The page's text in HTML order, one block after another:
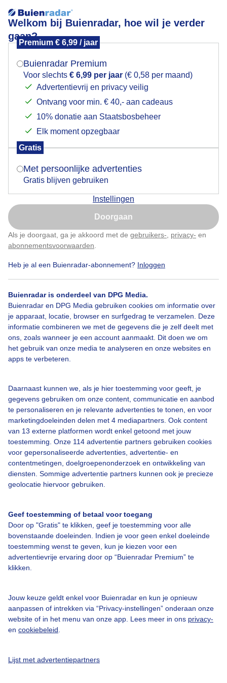
Welkom bij Buienradar, hoe wil je verder
gaan?
Premium € 6,99 / jaar
Buienradar Premium
Voor slechts € 6,99 per jaar (€ 0,58 per maand)
Advertentievrij en privacy veilig
Ontvang voor min. € 40,- aan cadeaus
10% donatie aan Staatsbosbeheer
Elk moment opzegbaar
Gratis
Met persoonlijke advertenties
Gratis blijven gebruiken
Instellingen
Doorgaan
Als je doorgaat, ga je akkoord met de gebruikers- privacy- en
abonnementsvoorwaarden
Heb je al een Buienradar-abonnement? Inloggen
Buienradar is onderdeel van DPG Media.
Buienradar en DPG Media gebruiken cookies om informatie over
je apparaat, locatie, browser en surfgedrag te verzamelen. Deze
informatie combineren we met de gegevens die je zelf deelt met
ons, zoals wanneer je een account aanmaakt. Dit doen we om
het gebruik van onze media te analyseren en onze websites en
apps te verbeteren.
Daarnaast kunnen we, als je hier toestemming voor geeft, je
gegevens gebruiken om onze content, communicatie en aanbod
te personaliseren en je relevante advertenties te tonen, en voor
marketingdoeleinden delen met 4 mediapartners. Ook content
van 13 externe platformen wordt enkel getoond met jouw
toestemming. Onze 114 advertentie partners gebruiken cookies
voor gepersonaliseerde advertenties, advertentie- en
contentmetingen, doelgroepenonderzoek en ontwikkeling van
diensten. Sommige advertentie partners kunnen ook je precieze
geolocatie hiervoor gebruiken.
Geef toestemming of betaal voor toegang
Door op "Gratis" te klikken, geef je toestemming voor alle
bovenstaande doeleinden. Indien je voor geen enkel doeleinde
toestemming wenst te geven, kun je kiezen voor een
advertentievrije ervaring door op “Buienradar Premium” te
klikken.
Jouw keuze geldt enkel voor Buienradar en kun je opnieuw
aanpassen of intrekken via “Privacy-instellingen” onderaan onze
website of in het menu van onze app. Lees meer in ons privacy-
en cookiebeleid
Lijst met advertentiepartners
Strak blauw
blauwe lucht. De wind is zwak en het wordt 10 graden.
Geen sprake van regen voorlopig. Wel de blauwe
regen die volop bloeit.
Door: Hans Janssen Gemaakt: 23-04-2024, 41x bekeken
Blauwe Zon Regen
Bekijk slideshow
Een moment geduld aub...
Over Buienradar
Bedrijfsgegevens
Veelgestelde vragen
Contact
Toegankelijkheid
Adverteren
Buienradar Team
Privacy beleid
Mogen we je locatie gebruiken voor het
Indien je hier nog geen akkoord op hebt gegeven,
verschijnt er zo een pop-up uit je browser waarin
Is goed, toon de popup
Nu niet, misschien later
Klik hierom dit aan te passen